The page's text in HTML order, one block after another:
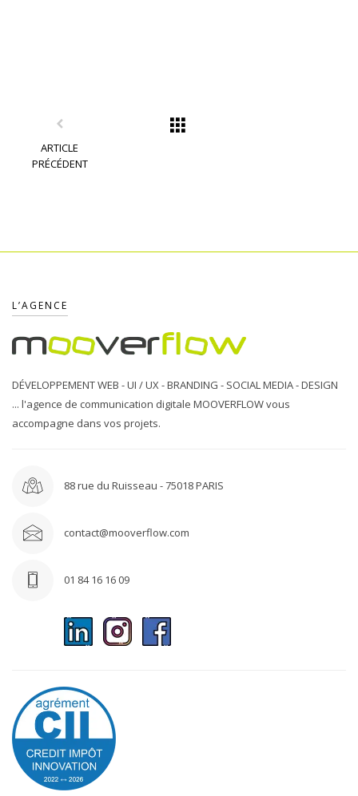
ARTICLE
PRÉCÉDENT
L’AGENCE
DÉVELOPPEMENT WEB - UI / UX - BRANDING - SOCIAL MEDIA - DESIGN
... l'agence de communication digitale MOOVERFLOW vous
accompagne dans vos projets.
88 rue du Ruisseau - 75018 PARIS
contact@mooverflow.com
01 84 16 16 09